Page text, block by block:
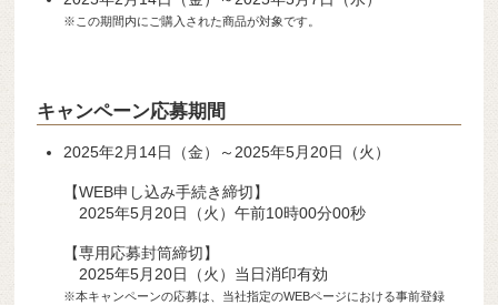
※この期間内にご購入された商品が対象です。
キャンペーン応募期間
2025年2月14日（金）～2025年5月20日（火）
【WEB申し込み手続き締切】
2025年5月20日（火）午前10時00分00秒
【専用応募封筒締切】
2025年5月20日（火）当日消印有効
※本キャンペーンの応募は、当社指定のWEBページにおける事前登録